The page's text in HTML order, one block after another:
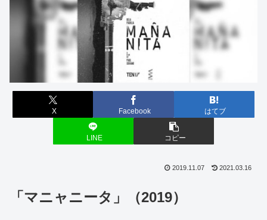
X Facebook はてブ
LINE コピー
2019.11.07 2021.03.16
「マニャニータ」（2019）